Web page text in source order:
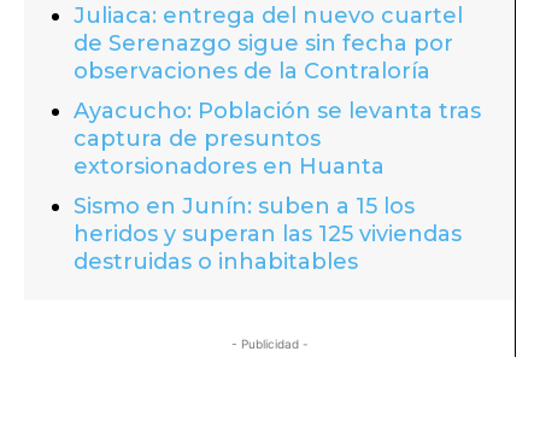
Juliaca: entrega del nuevo cuartel
de Serenazgo sigue sin fecha por
observaciones de la Contraloría
Ayacucho: Población se levanta tras
captura de presuntos
extorsionadores en Huanta
Sismo en Junín: suben a 15 los
heridos y superan las 125 viviendas
destruidas o inhabitables
- Publicidad -